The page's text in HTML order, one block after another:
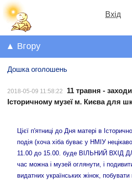
Вхід
▲ Вгору
Дошка оголошень
2018-05-09 11:58:22
11 травня -
Історичному музеї м. Києва для
Цієї п'ятниці до Дня матері в
подія (хоча хіба буває у НМІУ
11.00 до 15.00. буде ВІЛЬНИЙ ВХІД
час можна і музей оглянути, і
видатних українських жінок, побувати